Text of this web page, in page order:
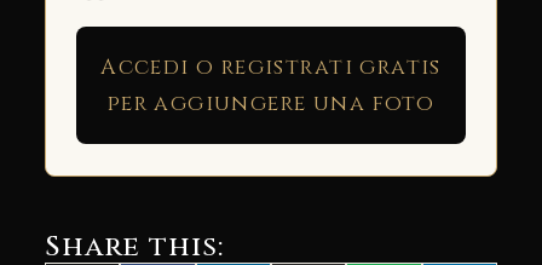
Accedi o registrati gratis
per aggiungere una foto
Share this: